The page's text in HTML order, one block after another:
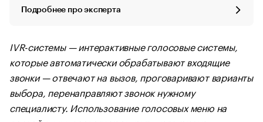
Подробнее про эксперта
IVR-системы — интерактивные голосовые системы,
которые автоматически обрабатывают входящие
звонки — отвечают на вызов, проговаривают варианты
выбора, перенаправляют звонок нужному
специалисту. Использование голосовых меню на